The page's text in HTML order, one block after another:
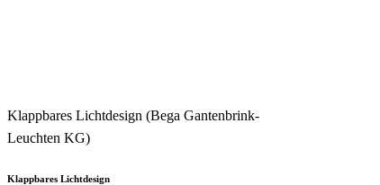
Klappbares Lichtdesign (Bega Gantenbrink-
Leuchten KG)
Klappbares Lichtdesign